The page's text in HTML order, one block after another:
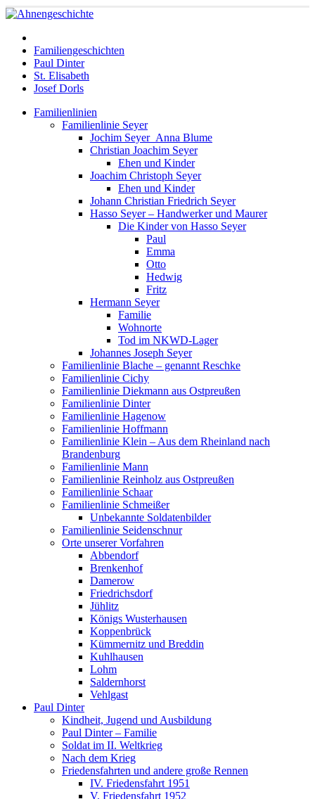
Familiengeschichten
Paul Dinter
St. Elisabeth
Josef Dorls
Familienlinien
Familienlinie Seyer
Jochim Seyer_Anna Blume
Christian Joachim Seyer
Ehen und Kinder
Joachim Christoph Seyer
Ehen und Kinder
Johann Christian Friedrich Seyer
Hasso Seyer – Handwerker und Maurer
Die Kinder von Hasso Seyer
Paul
Emma
Otto
Hedwig
Fritz
Hermann Seyer
Familie
Wohnorte
Tod im NKWD-Lager
Johannes Joseph Seyer
Familienlinie Blache – genannt Reschke
Familienlinie Cichy
Familienlinie Diekmann aus Ostpreußen
Familienlinie Dinter
Familienlinie Hagenow
Familienlinie Hoffmann
Familienlinie Klein – Aus dem Rheinland nach
Brandenburg
Familienlinie Mann
Familienlinie Reinholz aus Ostpreußen
Familienlinie Schaar
Familienlinie Schmeißer
Unbekannte Soldatenbilder
Familienlinie Seidenschnur
Orte unserer Vorfahren
Abbendorf
Brenkenhof
Damerow
Friedrichsdorf
Jühlitz
Königs Wusterhausen
Koppenbrück
Kümmernitz und Breddin
Kuhlhausen
Lohm
Saldernhorst
Vehlgast
Paul Dinter
Kindheit, Jugend und Ausbildung
Paul Dinter – Familie
Soldat im II. Weltkrieg
Nach dem Krieg
Friedensfahrten und andere große Rennen
IV. Friedensfahrt 1951
V. Friedensfahrt 1952